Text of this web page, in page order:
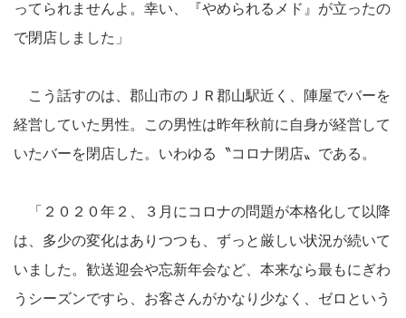
ってられませんよ。幸い、『やめられるメド』が立ったの
で閉店しました」
こう話すのは、郡山市のＪＲ郡山駅近く、陣屋でバーを
経営していた男性。この男性は昨年秋前に自身が経営して
いたバーを閉店した。いわゆる〝コロナ閉店〟である。
「２０２０年２、３月にコロナの問題が本格化して以降
は、多少の変化はありつつも、ずっと厳しい状況が続いて
いました。歓送迎会や忘新年会など、本来なら最もにぎわ
うシーズンですら、お客さんがかなり少なく、ゼロという